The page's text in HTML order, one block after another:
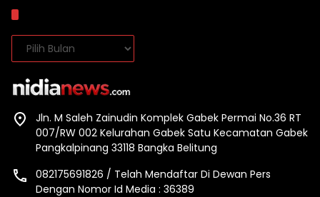
Arsip
Jln. M Saleh Zainudin Komplek Gabek Permai No.36 RT
007/RW 002 Kelurahan Gabek Satu Kecamatan Gabek
Pangkalpinang 33118 Bangka Belitung
082175691826 / Telah Mendaftar Di Dewan Pers
Dengan Nomor Id Media : 36389